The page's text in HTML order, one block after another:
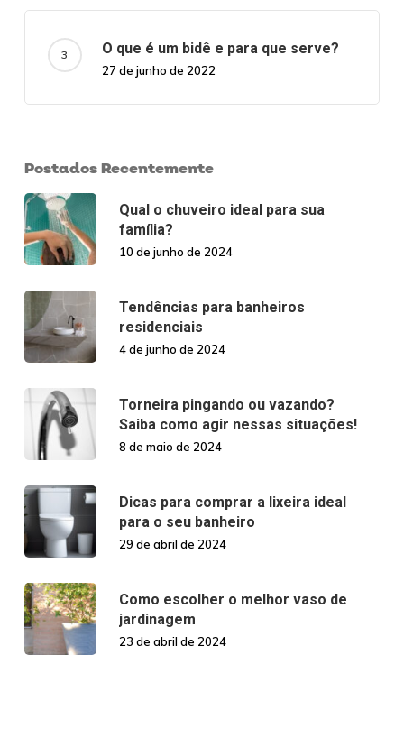
O que é um bidê e para que serve?
27 de junho de 2022
Postados Recentemente
Qual o chuveiro ideal para sua
família?
10 de junho de 2024
Tendências para banheiros
residenciais
4 de junho de 2024
Torneira pingando ou vazando?
Saiba como agir nessas situações!
8 de maio de 2024
Dicas para comprar a lixeira ideal
para o seu banheiro
29 de abril de 2024
Como escolher o melhor vaso de
jardinagem
23 de abril de 2024